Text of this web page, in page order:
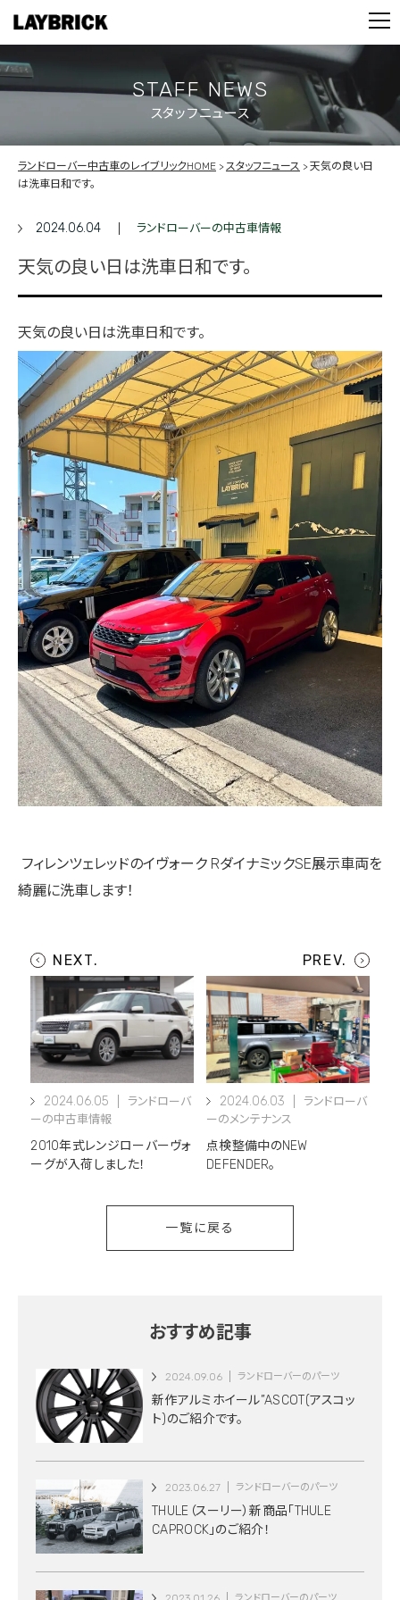
PARTS
CONTACT
PRIVACY POLICY
STAFF NEWS
スタッフニュース
ランドローバー中古車のレイブリックHOME スタッフニュース
天気の良い日
は洗車日和です。
2024.06.04 ランドローバーの中古車情報
天気の良い日は洗車日和です。
天気の良い日は洗車日和です。
フィレンツェレッドのイヴォーク RダイナミックSE展示車両を
綺麗に洗車します！
2024.06.05
ランドローバ
ーの中古車情報
2010年式レンジローバーヴォ
ーグが入荷しました！
2024.06.03
ランドローバ
ーのメンテナンス
点検整備中のNEW
DEFENDER。
一覧に戻る
おすすめ記事
2024.09.06 ランドローバーのパーツ
新作アルミホイール”ASCOT(アスコッ
ト)のご紹介です。
2023.06.27 ランドローバーのパーツ
THULE（スーリー）新商品「THULE
CAPROCK」のご紹介！